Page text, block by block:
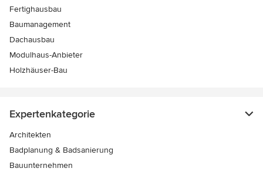
Fertighausbau
Baumanagement
Dachausbau
Modulhaus-Anbieter
Holzhäuser-Bau
Expertenkategorie
Architekten
Badplanung & Badsanierung
Bauunternehmen